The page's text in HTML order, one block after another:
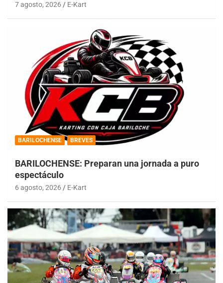
7 agosto, 2026 E-Kart
BARILOCHENSE BREVES
BARILOCHENSE: Preparan una jornada a puro
espectáculo
6 agosto, 2026 E-Kart